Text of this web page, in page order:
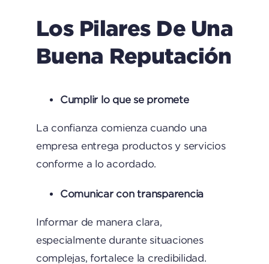
Los Pilares De Una
Buena Reputación
Cumplir lo que se promete
La confianza comienza cuando una
empresa entrega productos y servicios
conforme a lo acordado.
Comunicar con transparencia
Informar de manera clara,
especialmente durante situaciones
complejas, fortalece la credibilidad.